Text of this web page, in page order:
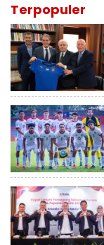
Terpopuler